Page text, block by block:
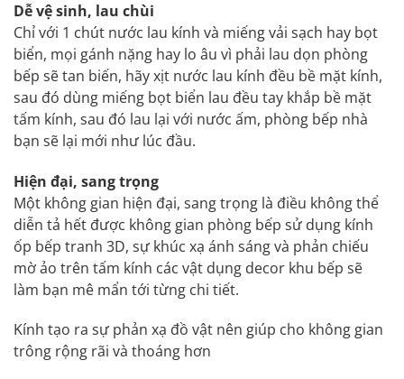
Dễ vệ sinh, lau chùi
Chỉ với 1 chút nước lau kính và miếng vải sạch hay bọt
biển, mọi gánh nặng hay lo âu vì phải lau dọn phòng
bếp sẽ tan biến, hãy xịt nước lau kính đều bề mặt kính,
sau đó dùng miếng bọt biển lau đều tay khắp bề mặt
tấm kính, sau đó lau lại với nước ấm, phòng bếp nhà
bạn sẽ lại mới như lúc đầu.
Hiện đại, sang trọng
Một không gian hiện đại, sang trọng là điều không thể
diễn tả hết được không gian phòng bếp sử dụng kính
ốp bếp tranh 3D, sự khúc xạ ánh sáng và phản chiếu
mờ ảo trên tấm kính các vật dụng decor khu bếp sẽ
làm bạn mê mẩn tới từng chi tiết.
Kính tạo ra sự phản xạ đồ vật nên giúp cho không gian
trông rộng rãi và thoáng hơn